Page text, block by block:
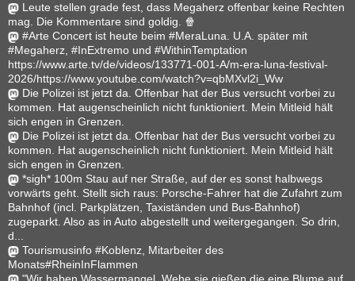
Leute stellen grade fest, dass Megaherz offenbar keine Rechten
mag. Die Kommentare sind goldig. 🍿
#Arte Concert ist heute beim #MeraLuna. U.A. später mit
#Megaherz, #InExtremo und #WithinTemptation
https://www.arte.tv/de/videos/133771-001-A/m-era-luna-festival-
2026/https://www.youtube.com/watch?v=qbMXvl2i_Ww
Die Polizei ist jetzt da. Offenbar hat der Bus versucht vorbei zu
kommen. Hat augenscheinlich nicht funktioniert. Mein Mitleid hält
sich engen in Grenzen.
Die Polizei ist jetzt da. Offenbar hat der Bus versucht vorbei zu
kommen. Hat augenscheinlich nicht funktioniert. Mein Mitleid hält
sich engen in Grenzen.
*sigh* 100m Stau auf ner Straße, auf der es sonst halbwegs
vorwärts geht. Stellt sich raus: Porsche-Fahrer hat die Zufahrt zum
Bahnhof (incl. Parkplätzen, Taxiständen und Bus-Bahnhof)
zugeparkt. Also as in Auto abgestellt und weitergegangen. So drin,
d...
Tourismusinfo #Koblenz, Mitarbeiter des
Monats#RheinInFlammen